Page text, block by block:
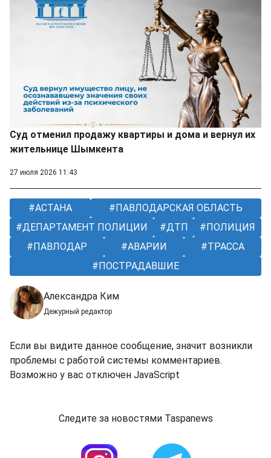
Суд отменил продажу квартиры и дома и вернул их
жительнице Шымкента
27 июля 2026 11:43
АСТАНА
ПАВЛОДАРСКАЯ ОБЛАСТЬ
ДЕПАРТАМЕНТ ПОЛИЦИИ
ДТП
ПОЛИЦИЯ
ПАВЛОДАР
АВАРИИ
ТРАССА
ПОСТРАДАВШИЕ
Александра Ким
Дежурный редактор
Если вы видите данное сообщение, значит возникли
проблемы с работой системы комментариев.
Возможно у вас отключен JavaScript
Следите за новостями Taspanews